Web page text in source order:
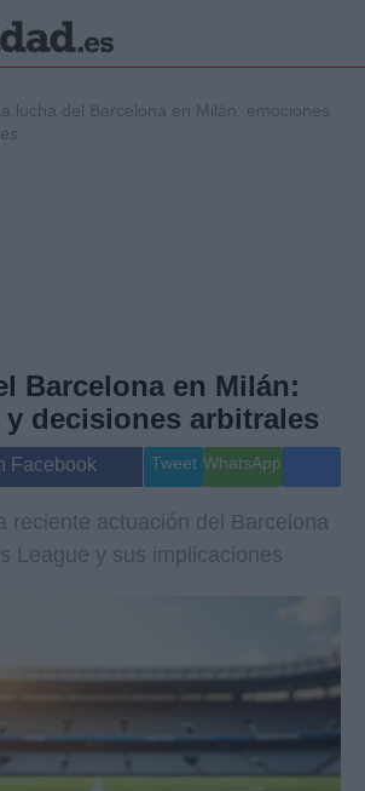
Gente
Musica
La lucha del Barcelona en Milán: emociones
Barcelona en Milán:
decisiones arbitrales
Facebook Tweet WhatsApp
reciente actuación del Barcelona
League y sus implicaciones